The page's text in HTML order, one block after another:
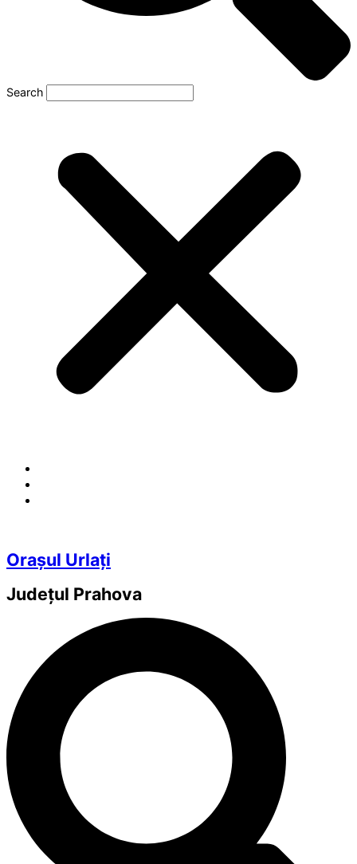
Search
Orașul Urlați
Județul Prahova